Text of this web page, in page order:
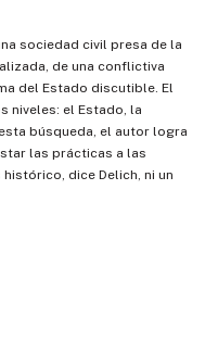
sociedad civil presa de la
de una conflictiva
del Estado discutible. El
niveles: el Estado, la
búsqueda, el autor logra
las prácticas a las
dice Delich, ni un